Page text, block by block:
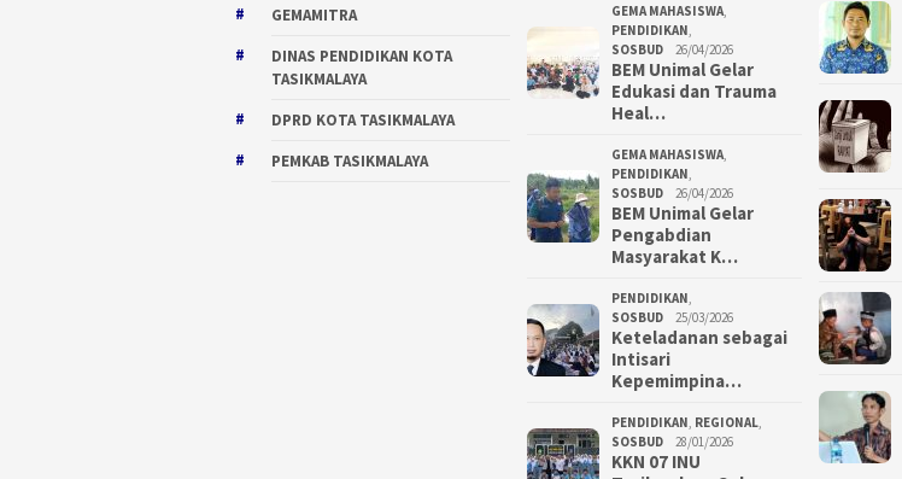
GEMAMITRA
DINAS PENDIDIKAN KOTA
TASIKMALAYA
DPRD KOTA TASIKMALAYA
PEMKAB TASIKMALAYA
GEMA MAHASISWA
PENDIDIKAN
SOSBUD
26/04/2026
BEM Unimal Gelar
Edukasi dan Trauma
Heal…
GEMA MAHASISWA
PENDIDIKAN
SOSBUD
26/04/2026
BEM Unimal Gelar
Pengabdian
Masyarakat K…
PENDIDIKAN
SOSBUD
25/03/2026
Keteladanan sebagai
Intisari
Kepemimpina…
PENDIDIKAN REGIONAL
SOSBUD
28/01/2026
KKN 07 INU